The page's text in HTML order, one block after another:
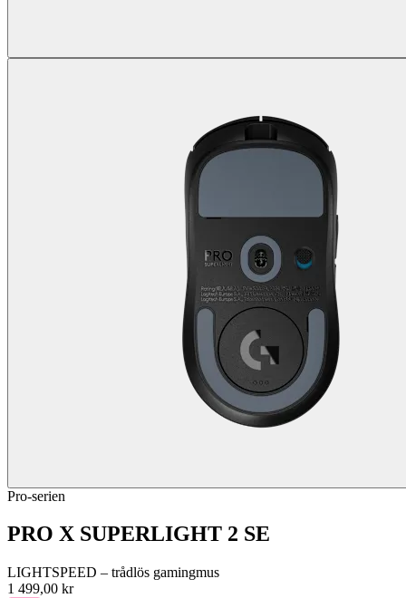
Pro-serien
PRO X SUPERLIGHT 2 SE
LIGHTSPEED – trådlös gamingmus
1 499,00 kr